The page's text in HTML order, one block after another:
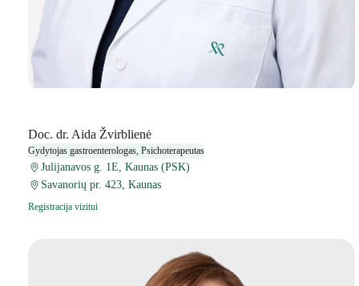
Doc. dr. Aida Žvirblienė
Gydytojas gastroenterologas, Psichoterapeutas
Julijanavos g. 1E, Kaunas (PSK)
Savanorių pr. 423, Kaunas
Registracija vizitui